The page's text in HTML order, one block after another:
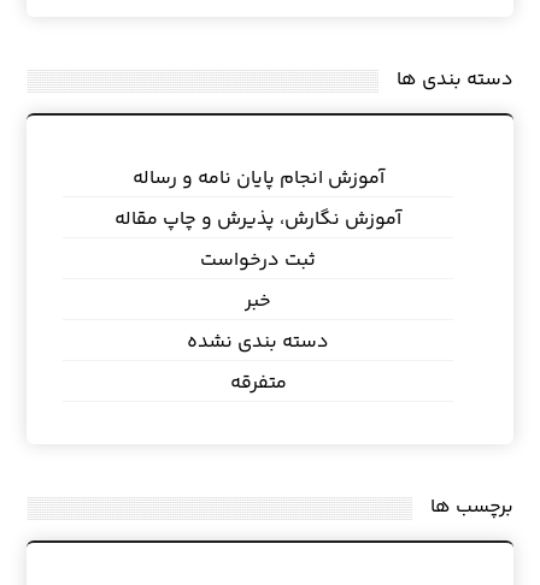
دسته بندی ها
آموزش انجام پایان نامه و رساله
آموزش نگارش، پذیرش و چاپ مقاله
ثبت درخواست
خبر
دسته بندی نشده
متفرقه
برچسب ها